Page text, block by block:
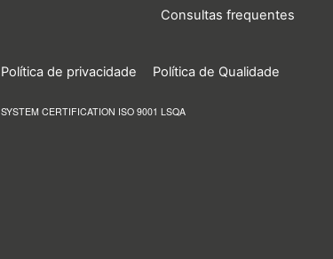
Consultas frequentes
Política de privacidade Política de Qualidade
SYSTEM CERTIFICATION ISO 9001 LSQA